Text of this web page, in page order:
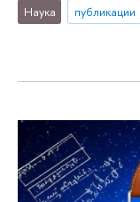
Наука публикации